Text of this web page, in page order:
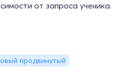
от запроса ученика.
продвинутый